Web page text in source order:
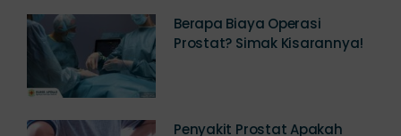
Prostat? Simak Kisarannya!
Bisa Sembuh? Simak